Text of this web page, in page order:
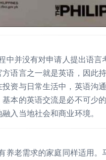
并没有对申请人提出语言
语言之一就是英语，因此
资与日常生活中，英语沟
本的英语交流是必不可少
入当地社会和商业环境。
养老需求的家庭同样适用